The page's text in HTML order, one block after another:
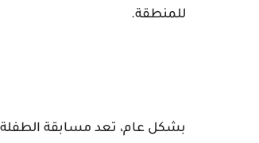
للمنطقة.
بشكل عام، تعد مسابقة